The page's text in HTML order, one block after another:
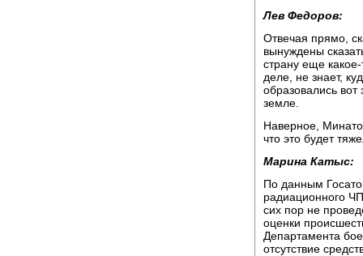
Лев Федоров:
Отвечая прямо,
вынуждены
страну еще
деле, не знает,
образовались
земле.
Наверное,
что это будет
Марина Катыс:
По данным
радиационного
сих пор не
оценки
Департамента
отсутствие